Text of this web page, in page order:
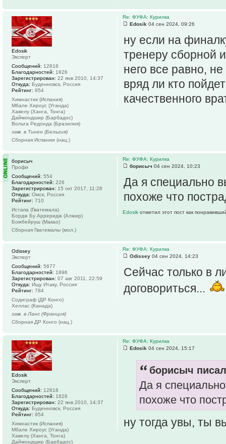
Re: ФУФА: Курилка
Edosik 04 сен 2024, 09:26
ну если на
тренеру сборной
него все равно,
вряд ли кто
качественного
Edosik
Эксперт
Сообщений: 12818
Благодарностей: 1826
Зарегистрирован: 22 янв 2010, 14:37
Откуда: Буденновск, Россия
Рейтинг: 954
Химнастик (Испания)
Мбале Хироус (Уганда)
Хавелу (Ханга, Тонга)
Даймондшир (Барбадос)
Вольта Редонда (Бразилия)
зам. в Тинен (Бельгия)
Сборная Испании (нац.)
Re: ФУФА: Курилка
борисыч 04 сен 2024, 10:23
Да я специально
похоже что
Edosik отметил этот пост как
борисыч
Профи
Сообщений: 554
Благодарностей: 226
Зарегистрирован: 15 окт 2017, 11:28
Откуда: Омск, Россия
Рейтинг: 710
Истапа (Гватемала)
Бордж Бу Арреридж (Алжир)
Бомбейруш (Макао)
Сборная Гватемалы (мол.)
Re: ФУФА: Курилка
Odissey 04 сен 2024, 14:23
Сейчас только в
договориться...
Odissey
Эксперт
Сообщений: 5677
Благодарностей: 1896
Зарегистрирован: 07 авг 2011, 22:59
Откуда: Ищу Итаку, Россия
Рейтинг: 784
Содиграф (ДР Конго)
Хеллас (Канада)
зам. в Ланс (Франция)
Сборная ДР Конго (нац.)
Re: ФУФА: Курилка
Edosik 04 сен 2024, 15:17
борисыч
Да я
похоже что
ну тогда увы, ты
Edosik
Эксперт
Сообщений: 12818
Благодарностей: 1826
Зарегистрирован: 22 янв 2010, 14:37
Откуда: Буденновск, Россия
Рейтинг: 954
Химнастик (Испания)
Мбале Хироус (Уганда)
Хавелу (Ханга, Тонга)
Даймондшир (Барбадос)